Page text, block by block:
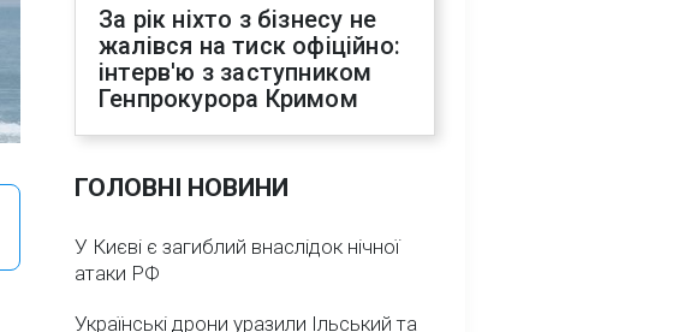
За рік ніхто з бізнесу не
жалівся на тиск офіційно:
інтерв'ю з заступником
Генпрокурора Кримом
ГОЛОВНІ НОВИНИ
У Києві є загиблий внаслідок нічної
атаки РФ
Українські дрони уразили Ільський та